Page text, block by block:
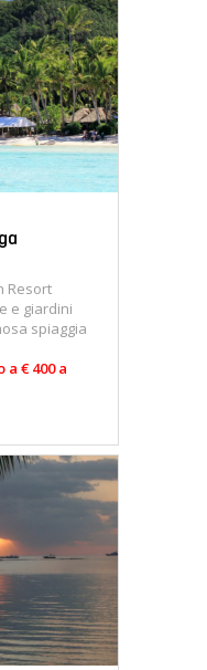
Resort
e giardini
spiaggia
€ 400 a